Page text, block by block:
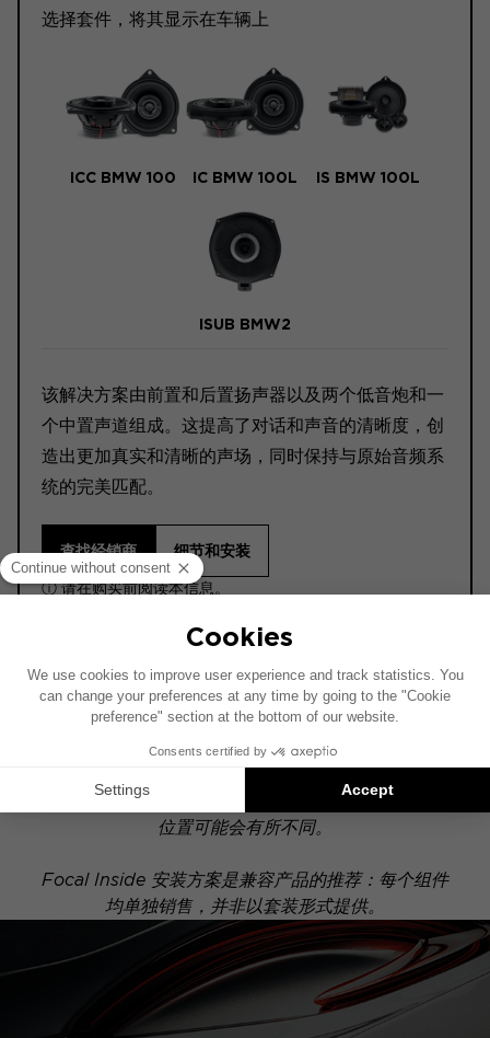
选择套件，将其显示在车辆上
ICC BMW 100 IC BMW 100L IS BMW 100L
ISUB BMW2
该解决方案由前置和后置扬声器以及两个低音炮和一
个中置声道组成。这提高了对话和声音的清晰度，创
造出更加真实和清晰的声场，同时保持与原始音频系
统的完美匹配。
查找经销商 细节和安装
ⓘ 请在购买前阅读本信息。
ACTIVE
您的车辆配有特定的高保真选装配置，图中所示组件的
位置可能会有所不同。
Focal Inside 安装方案是兼容产品的推荐：每个组件
均单独销售，并非以套装形式提供。